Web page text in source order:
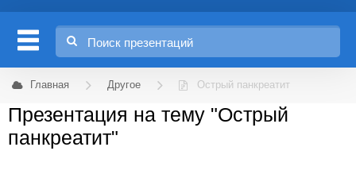
Главная Другое Острый панкреатит
Презентация на тему "Острый
панкреатит"